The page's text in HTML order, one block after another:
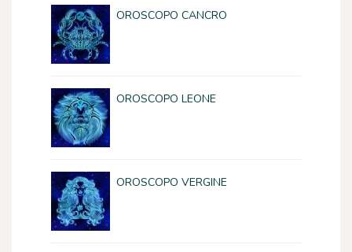
OROSCOPO CANCRO
OROSCOPO LEONE
OROSCOPO VERGINE